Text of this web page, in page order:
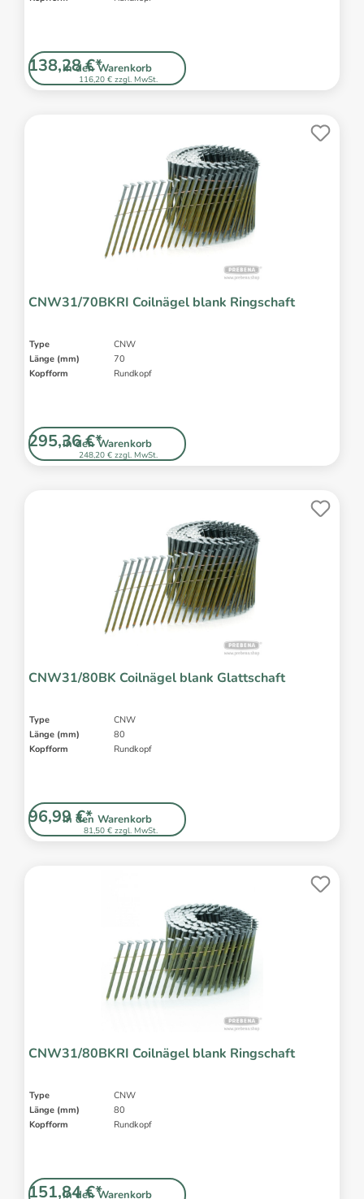
In den Warenkorb
116,20 € zzgl. MwSt.
138,28 €*
CNW31/70BKRI Coilnägel blank Ringschaft
Type
CNW
Länge (mm)
70
Kopfform
Rundkopf
In den Warenkorb
248,20 € zzgl. MwSt.
295,36 €*
CNW31/80BK Coilnägel blank Glattschaft
Type
CNW
Länge (mm)
80
Kopfform
Rundkopf
In den Warenkorb
81,50 € zzgl. MwSt.
96,99 €*
CNW31/80BKRI Coilnägel blank Ringschaft
Type
CNW
Länge (mm)
80
Kopfform
Rundkopf
In den Warenkorb
151,84 €*